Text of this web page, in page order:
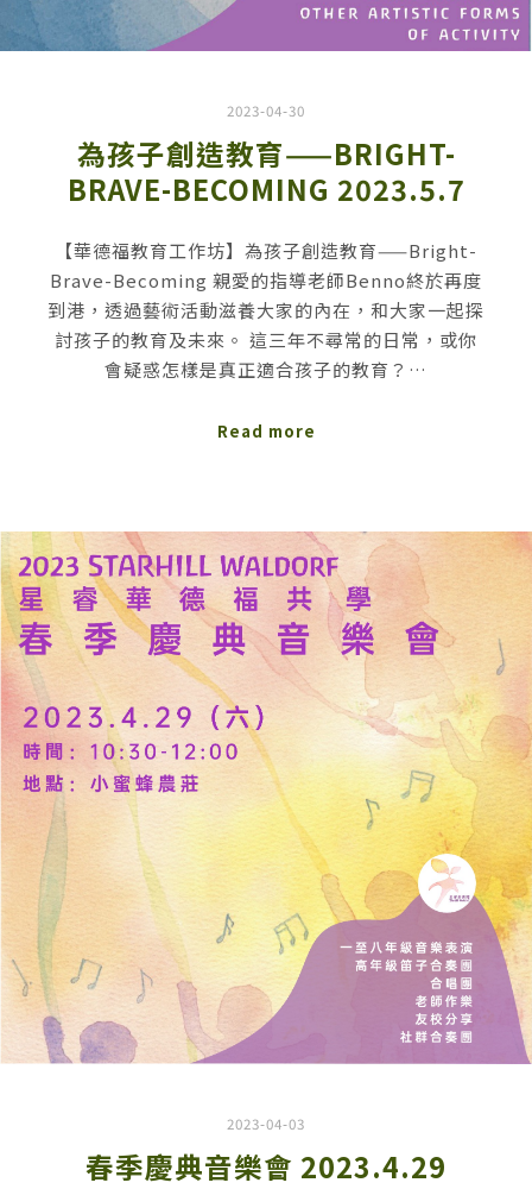
2023-04-30
為孩子創造教育——BRIGHT-
BRAVE-BECOMING 2023.5.7
【華德福教育工作坊】為孩子創造教育——Bright-
Brave-Becoming 親愛的指導老師Benno終於再度
到港，透過藝術活動滋養大家的內在，和大家一起探
討孩子的教育及未來。 這三年不尋常的日常，或你
會疑惑怎樣是真正適合孩子的教育？…
Read more
2023-04-03
春季慶典音樂會 2023.4.29